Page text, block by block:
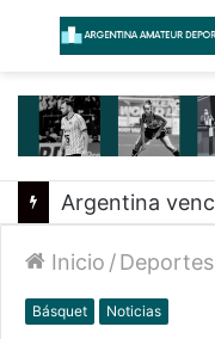
Menú
Inicio /Deportes
Básquet Noticias